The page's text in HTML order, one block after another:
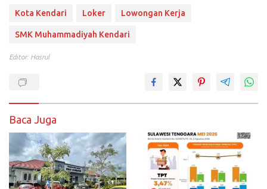
Kota Kendari Loker Lowongan Kerja
SMK Muhammadiyah Kendari
Editor: Hasrul
Baca Juga